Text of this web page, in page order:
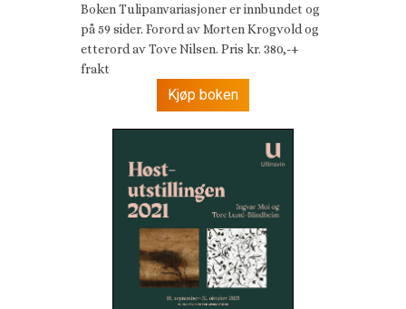
Boken Tulipanvariasjoner er innbundet og
på 59 sider. Forord av Morten Krogvold og
etterord av Tove Nilsen. Pris kr. 380,-+
frakt
Kjøp boken